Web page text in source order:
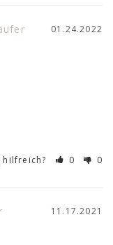
01.24.2022
hilfreich? 0 0
11.17.2021